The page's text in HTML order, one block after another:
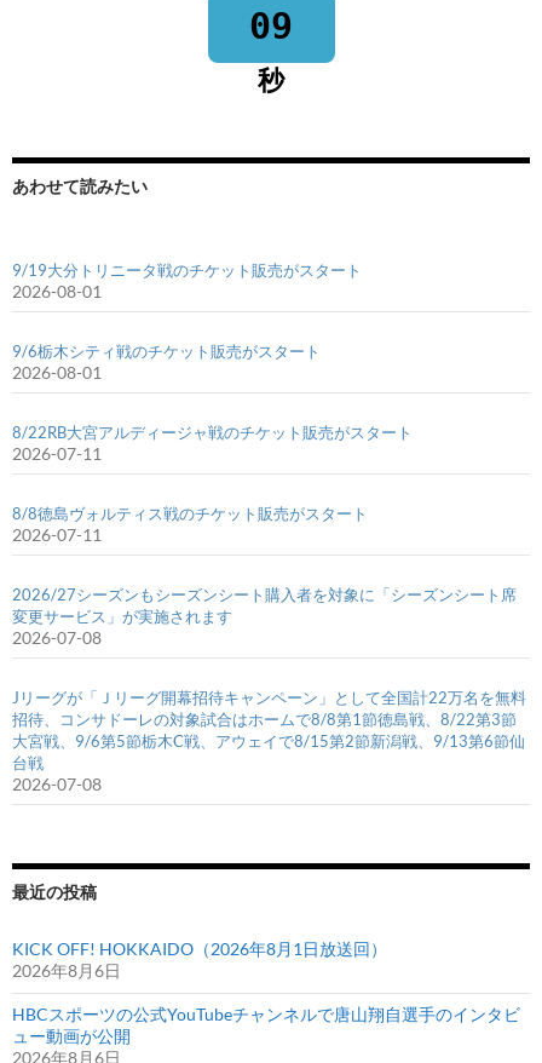
09
秒
あわせて読みたい
9/19大分トリニータ戦のチケット販売がスタート
2026-08-01
9/6栃木シティ戦のチケット販売がスタート
2026-08-01
8/22RB大宮アルディージャ戦のチケット販売がスタート
2026-07-11
8/8徳島ヴォルティス戦のチケット販売がスタート
2026-07-11
2026/27シーズンもシーズンシート購入者を対象に「シーズンシート席
変更サービス」が実施されます
2026-07-08
Jリーグが「Ｊリーグ開幕招待キャンペーン」として全国計22万名を無料
招待、コンサドーレの対象試合はホームで8/8第1節徳島戦、8/22第3節
大宮戦、9/6第5節栃木C戦、アウェイで8/15第2節新潟戦、9/13第6節仙
台戦
2026-07-08
最近の投稿
KICK OFF! HOKKAIDO（2026年8月1日放送回）
2026年8月6日
HBCスポーツの公式YouTubeチャンネルで唐山翔自選手のインタビ
ュー動画が公開
2026年8月6日